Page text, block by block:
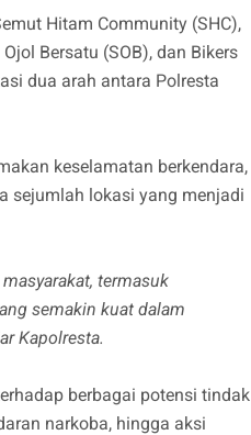
Hitam Community (SHC),
Bersatu (SOB), dan Bikers
dua arah antara Polresta
keselamatan berkendara,
sejumlah lokasi yang menjadi
termasuk
semakin kuat dalam
Kapolresta.
berbagai potensi tindak
narkoba, hingga aksi